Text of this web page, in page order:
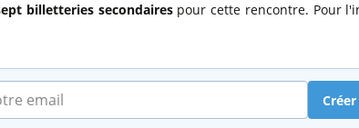
billetteries secondairespour cette rencontre. Pour